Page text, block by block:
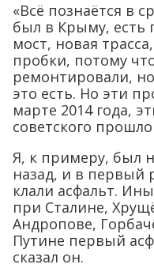
«Всё познаётся в
был в Крыму, есть
мост, новая
пробки, потому
ремонтировали,
это есть. Но эти
марте 2014 года,
советского
Я, к примеру, был
назад, и в первый
клали асфальт.
при Сталине,
Андропове,
Путине первый
сказал он.